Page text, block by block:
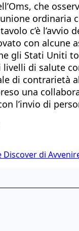
che
ordinaria
c’è
con alcune
gli Stati Uniti
di salute
di contrarietà
una
l’invio di
Discover di